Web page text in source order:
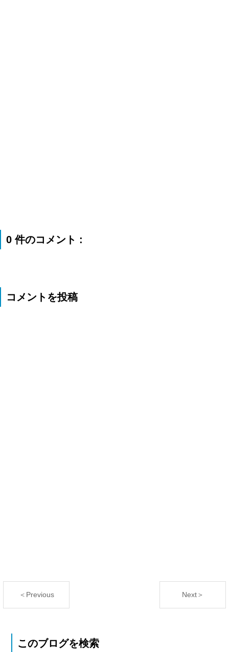
0 件のコメント :
コメントを投稿
＜Previous Next＞
このブログを検索